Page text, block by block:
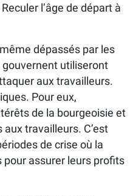
l’âge de départ à
dépassés par les
utiliseront
aux travailleurs.
Pour eux,
de la bourgeoisie et
travailleurs. C’est
de crise où la
assurer leurs profits